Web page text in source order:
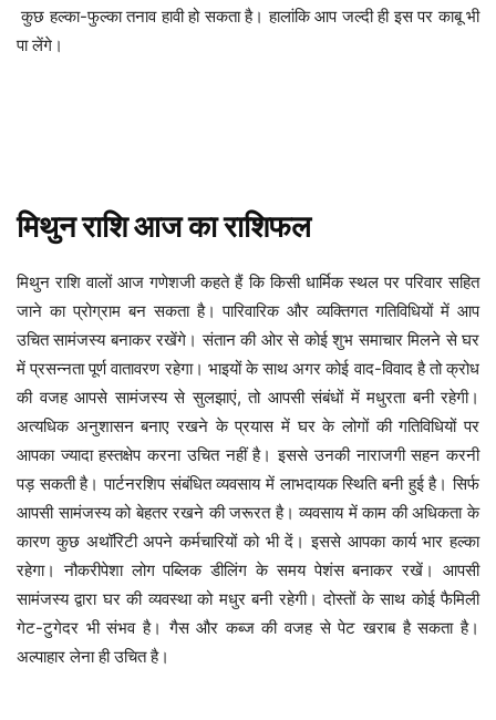
कुछ हल्का-फुल्का तनाव हावी हो सकता है। हालांकि आप जल्दी ही इस पर काबू भी
पा लेंगे।
मिथुनराशिआजकाराशिफल
मिथुन राशि वालों आज गणेशजी कहते हैं कि किसी धार्मिक स्थल पर परिवार सहित
जाने का प्रोग्राम बन सकता है। पारिवारिक और व्यक्तिगत गतिविधियों में आप
उचित सामंजस्य बनाकर रखेंगे। संतान की ओर से कोई शुभ समाचार मिलने से घर
में प्रसन्नता पूर्ण वातावरण रहेगा। भाइयों के साथ अगर कोई वाद-विवाद है तो क्रोध
की वजह आपसे सामंजस्य से सुलझाएं, तो आपसी संबंधों में मधुरता बनी रहेगी।
अत्यधिक अनुशासन बनाए रखने के प्रयास में घर के लोगों की गतिविधियों पर
आपका ज्यादा हस्तक्षेप करना उचित नहीं है। इससे उनकी नाराजगी सहन करनी
पड़ सकती है। पार्टनरशिप संबंधित व्यवसाय में लाभदायक स्थिति बनी हुई है। सिर्फ
आपसी सामंजस्य को बेहतर रखने की जरूरत है। व्यवसाय में काम की अधिकता के
कारण कुछ अथॉरिटी अपने कर्मचारियों को भी दें। इससे आपका कार्य भार हल्का
रहेगा। नौकरीपेशा लोग पब्लिक डीलिंग के समय पेशंस बनाकर रखें। आपसी
सामंजस्य द्वारा घर की व्यवस्था को मधुर बनी रहेगी। दोस्तों के साथ कोई फैमिली
गेट-टुगेदर भी संभव है। गैस और कब्ज की वजह से पेट खराब है सकता है।
अल्पाहार लेना ही उचित है।